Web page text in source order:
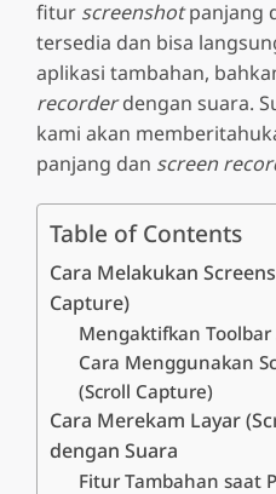
fitur screenshotpanjang
tersedia dan bisa
aplikasi tambahan,
recorderdengan suara.
kami akan
panjang dan screen
Table of Contents
Cara Melakukan
Capture)
Mengaktifkan Toolbar
Cara Menggunakan
(Scroll Capture)
Cara Merekam Layar
dengan Suara
Fitur Tambahan saat